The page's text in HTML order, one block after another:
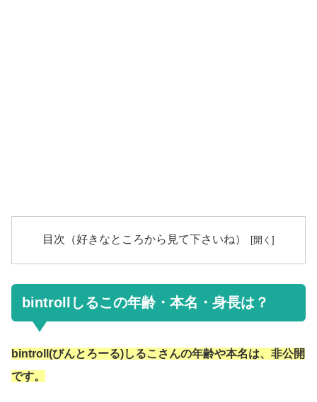
目次（好きなところから見て下さいね）
bintrollしるこの年齢・本名・身長は？
bintroll(びんとろーる)しるこさんの年齢や本名は、非公開
です。